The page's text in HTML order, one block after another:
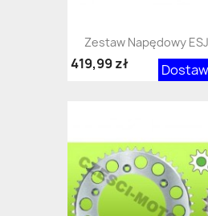
Zestaw Napędowy
419,99 zł